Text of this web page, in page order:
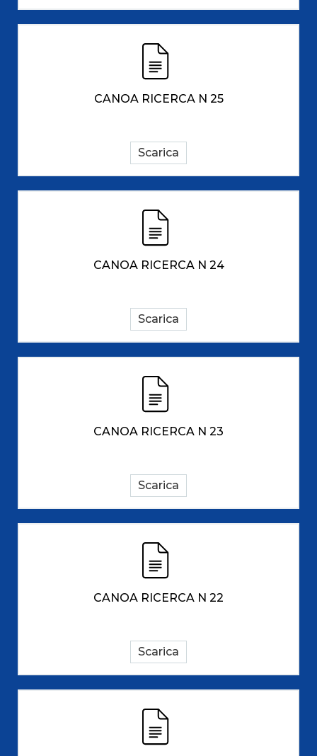
CANOA RICERCA N 25
Scarica
CANOA RICERCA N 24
Scarica
CANOA RICERCA N 23
Scarica
CANOA RICERCA N 22
Scarica